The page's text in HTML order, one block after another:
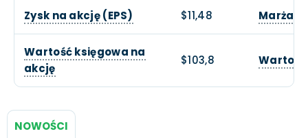
Zysk na akcję (EPS) $11,48 Marża
Wartość księgowa na
akcję
$103,8
NOWOŚCI